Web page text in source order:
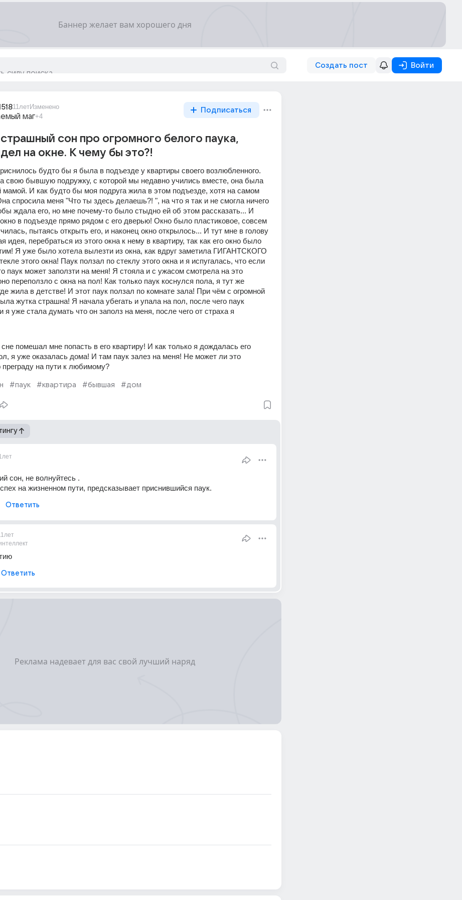
Создать пост Войти
11летИзменено
маг+4
Подписаться
сон про огромного белого паука,
на окне. К чему бы это?!
будто бы я была в подъезде у квартиры своего возлюбленного.
свою бывшую подружку, с которой мы недавно учились вместе, она была
мамой. И как будто бы моя подруга жила в этом подъезде, хотя на самом
спросила меня "Что ты здесь делаешь?! ", на что я так и не смогла ничего
ждала его, но мне почему-то было стыдно ей об этом рассказать... И
в подъезде прямо рядом с его дверью! Окно было пластиковое, совсем
пытаясь открыть его, и наконец окно открылось... И тут мне в голову
идея, перебраться из этого окна к нему в квартиру, так как его окно было
Я уже было хотела вылезти из окна, как вдруг заметила ГИГАНТСКОГО
этого окна! Паук ползал по стеклу этого окна и я испугалась, что если
паук может заползти на меня! Я стояла и с ужасом смотрела на это
переползло с окна на пол! Как только паук коснулся пола, я тут же
жила в детстве! И этот паук ползал по комнате зала! При чём с огромной
жутка страшна! Я начала убегать и упала на пол, после чего паук
я уже стала думать что он заполз на меня, после чего от страха я
сне помешал мне попасть в его квартиру! И как только я дождалась его
я уже оказалась дома! И там паук залез на меня! Не может ли это
преграду на пути к любимому?
#паук #квартира #бывшая #дом
сон, не волнуйтесь .
на жизненном пути, предсказывает приснившийся паук.
Ответить
Ответить